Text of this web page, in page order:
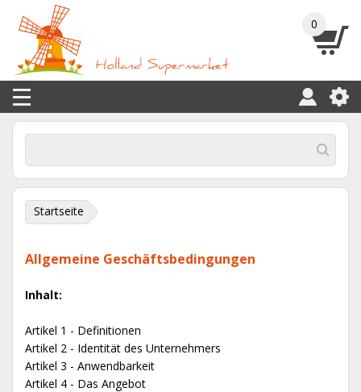
0
Startseite
Allgemeine Geschäftsbedingungen
Inhalt:
Artikel 1 - Definitionen
Artikel 2 - Identität des Unternehmers
Artikel 3 - Anwendbarkeit
Artikel 4 - Das Angebot